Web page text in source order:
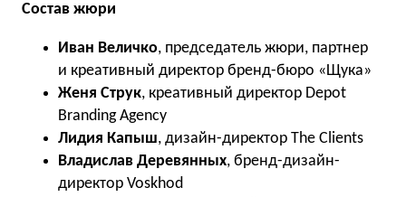
Состав жюри
Иван Величко, председатель жюри, партнер
и креативный директор бренд-бюро «Щука»
Женя Струк, креативный директор Depot
Branding Agency
Лидия Капыш, дизайн-директор The Clients
Владислав Деревянных, бренд-дизайн-
директор Voskhod